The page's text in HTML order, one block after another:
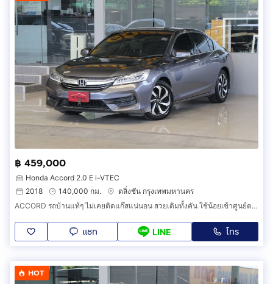
฿ 459,000
Honda Accord 2.0 E i-VTEC
2018
140,000 กม.
ตลิ่งชัน กรุงเทพมหานคร
ACCORD รถบ้านแท้ๆ ไม่เคยติดแก๊สแน่นอน สวยเดิมทั้งคัน ใช้น้อยเข้าศูนย์ตลอด ออกรถ0บาท
แชท LINE โทร
HOT